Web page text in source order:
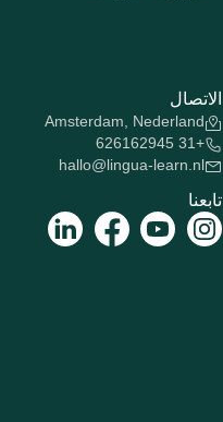
الاتصال
Amsterdam, Nederland
+31 626162945
hallo@lingua-learn.nl
تابعنا